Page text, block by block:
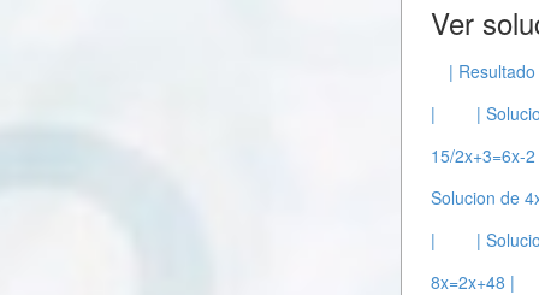
Ver
|
|
|
15/2x+3=6x-
Solucion de
|
|
8x=2x+48 |